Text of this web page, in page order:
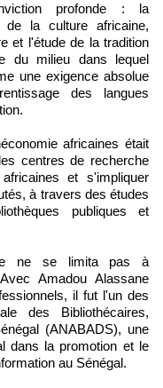
profonde : la
de la culture africaine,
et l'étude de la tradition
du milieu dans lequel
une exigence absolue
des langues
africaines était
centres de recherche
et s'impliquer
à travers des études
publiques et
ne se limita pas à
Amadou Alassane
il fut l'un des
des Bibliothécaires,
(ANABADS), une
dans la promotion et le
au Sénégal.